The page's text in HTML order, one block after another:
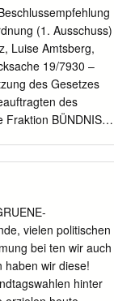
X Norbert
X Sybille Benning X
X Marc Biadacz
X Dr. Reinhard
X Ralph
Dobrindt X Michael
Fabritius X
(1. Ausschuss)
Luise Amtsberg,
19/7930 –
des Gesetzes
des
Fraktion BÜNDNIS
(§§ 113 bis
die Tätigkeit der
Lösung Ablehnung
die Stimmen
der Fraktion
19/20129 – 2 –
wolle
vielen politischen
bei ten wir auch
haben wir diese!
hinter